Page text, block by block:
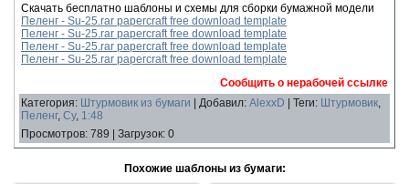
Скачать бесплатно шаблоны и схемы для сборки бумажной модели
Пеленг - Su-25.rar papercraft free download template
Пеленг - Su-25.rar papercraft free download template
Пеленг - Su-25.rar papercraft free download template
Пеленг - Su-25.rar papercraft free download template
Сообщить о нерабочей ссылке
Категория: Штурмовик из бумаги Добавил: AlexxD Теги: Штурмовик,
Пеленг, Су, 1:48
Просмотров: 789 Загрузок: 0
Похожие шаблоны из бумаги: